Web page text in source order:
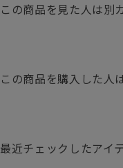
この商品を見た人は別
この商品を購入した人
最近チェックしたアイ